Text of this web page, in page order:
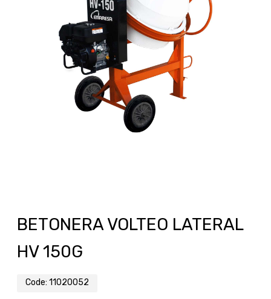
BETONERA VOLTEO LATERAL
HV 150G
Code: 11020052